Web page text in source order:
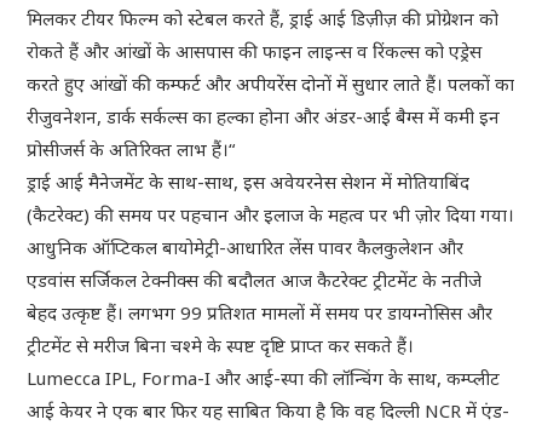
मिलकर टीयर फिल्म को स्टेबल करते हैं, ड्राई आई डिज़ीज़ की प्रोग्रेशन को
रोकते हैं और आंखों के आसपास की फाइन लाइन्स व रिंकल्स को एड्रेस
करते हुए आंखों की कम्फर्ट और अपीयरेंस दोनों में सुधार लाते हैं। पलकों का
रीजुवनेशन, डार्क सर्कल्स का हल्का होना और अंडर-आई बैग्स में कमी इन
प्रोसीजर्स के अतिरिक्त लाभ हैं।“
ड्राई आई मैनेजमेंट के साथ-साथ, इस अवेयरनेस सेशन में मोतियाबिंद
(कैटरेक्ट) की समय पर पहचान और इलाज के महत्व पर भी ज़ोर दिया गया।
आधुनिक ऑप्टिकल बायोमेट्री-आधारित लेंस पावर कैलकुलेशन और
एडवांस सर्जिकल टेक्नीक्स की बदौलत आज कैटरेक्ट ट्रीटमेंट के नतीजे
बेहद उत्कृष्ट हैं। लगभग 99 प्रतिशत मामलों में समय पर डायग्नोसिस और
ट्रीटमेंट से मरीज बिना चश्मे के स्पष्ट दृष्टि प्राप्त कर सकते हैं।
Lumecca IPL, Forma-I और आई-स्पा की लॉन्चिंग के साथ, कम्प्लीट
आई केयर ने एक बार फिर यह साबित किया है कि वह दिल्ली NCR में एंड-